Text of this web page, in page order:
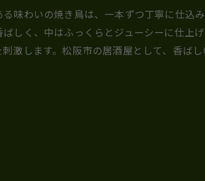
味わいの焼き鳥は、一本ずつ丁寧に仕込
しく、中はふっくらとジューシーに仕上
激します。松阪市の居酒屋として、香ば